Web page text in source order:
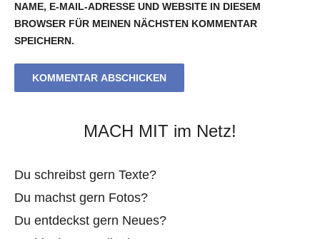
NAME, E-MAIL-ADRESSE UND WEBSITE IN DIESEM
BROWSER FÜR MEINEN NÄCHSTEN KOMMENTAR
SPEICHERN.
MACH MIT im Netz!
Du schreibst gern Texte?
Du machst gern Fotos?
Du entdeckst gern Neues?